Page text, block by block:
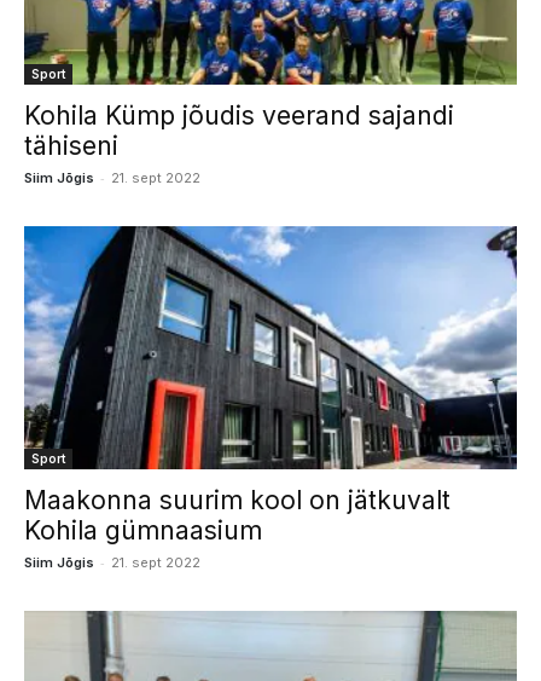
Sport
Kohila Kümp jõudis veerand sajandi
tähiseni
Siim Jõgis - 21. sept 2022
Sport
Maakonna suurim kool on jätkuvalt
Kohila gümnaasium
Siim Jõgis - 21. sept 2022